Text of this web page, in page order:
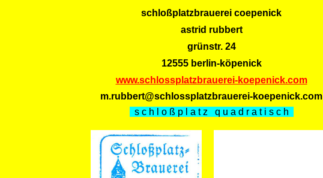
schloßplatzbrauerei coepenick
astrid rubbert
grünstr. 24
12555 berlin-köpenick
www.schlossplatzbrauerei-koepenick.com
m.rubbert@schlossplatzbrauerei-koepenick.com
s c h l o ß p l a t z q u a d r a t i s c h